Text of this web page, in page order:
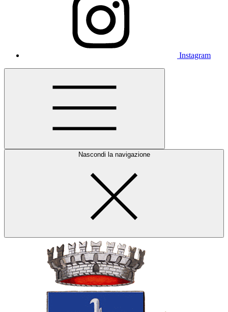
Instagram
Nascondi la navigazione